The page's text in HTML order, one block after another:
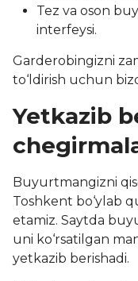
Tez va oson
interfeysi.
Garderobingizni
to‘ldirish uchun
Yetkazib
Buyurtmangizni
Toshkent bo‘ylab
etamiz. Saytda
uni ko‘rsatilgan
yetkazib berishadi.